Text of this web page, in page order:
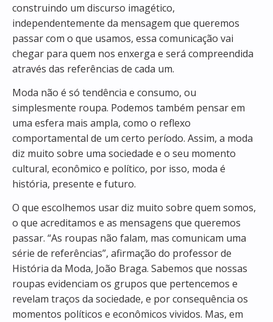
construindo um discurso imagético,
independentemente da mensagem que queremos
passar com o que usamos, essa comunicação vai
chegar para quem nos enxerga e será compreendida
através das referências de cada um.
Moda não é só tendência e consumo, ou
simplesmente roupa. Podemos também pensar em
uma esfera mais ampla, como o reflexo
comportamental de um certo período. Assim, a moda
diz muito sobre uma sociedade e o seu momento
cultural, econômico e político, por isso, moda é
história, presente e futuro.
O que escolhemos usar diz muito sobre quem somos,
o que acreditamos e as mensagens que queremos
passar. “As roupas não falam, mas comunicam uma
série de referências”, afirmação do professor de
História da Moda, João Braga. Sabemos que nossas
roupas evidenciam os grupos que pertencemos e
revelam traços da sociedade, e por consequência os
momentos políticos e econômicos vividos. Mas, em